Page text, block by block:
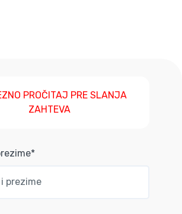
PROČITAJ PRE SLANJA
ZAHTEVA